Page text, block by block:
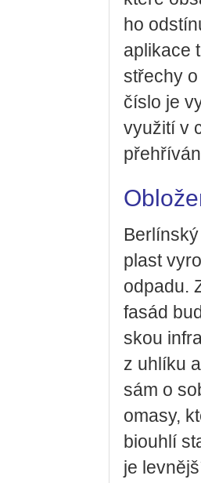
ho
apli­ka­ce
stře­chy
číslo je
vy­u­ži­tí v
plast
od­pa­du.
fasád
skou
z uh­lí­ku
sám o
o­ma­sy,
bi­ouh­lí
je